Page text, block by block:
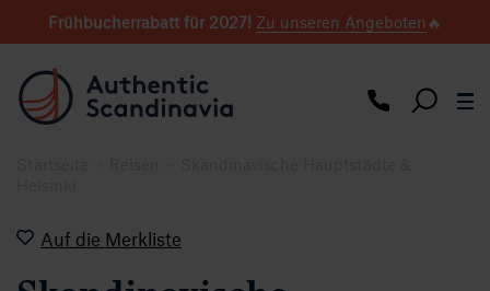
Frühbucherrabatt für 2027! Zu unseren Angeboten 🔥
Auf die Merkliste